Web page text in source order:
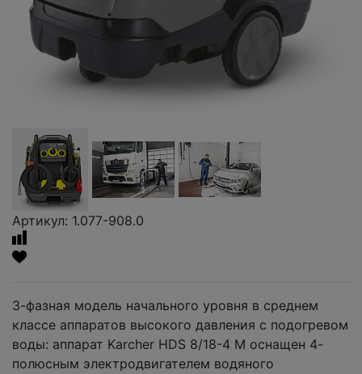
Артикул: 1.077-908.0
3-фазная модель начального уровня в среднем
классе аппаратов высокого давления с подогревом
воды: аппарат Karcher HDS 8/18-4 M оснащен 4-
полюсным электродвигателем водяного